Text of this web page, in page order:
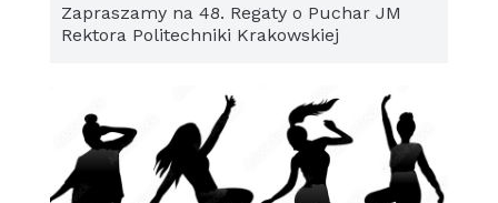
Zapraszamy na 48. Regaty o Puchar JM
Rektora Politechniki Krakowskiej